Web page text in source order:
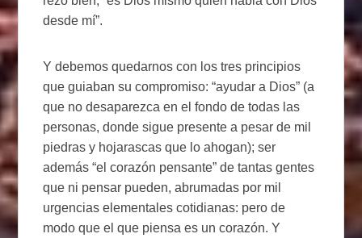
desde mí”.
Y debemos quedarnos con los tres principios
que guiaban su compromiso: “ayudar a Dios” (a
que no desaparezca en el fondo de todas las
personas, donde sigue presente a pesar de mil
piedras y hojarascas que lo ahogan); ser
además “el corazón pensante” de tantas gentes
que ni pensar pueden, abrumadas por mil
urgencias elementales cotidianas: pero de
modo que el que piensa es un corazón. Y